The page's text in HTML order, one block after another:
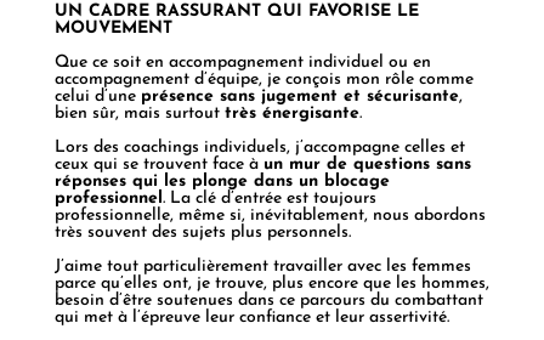
UN CADRE RASSURANT QUI FAVORISE LE
MOUVEMENT
Que ce soit en accompagnement individuel ou en
accompagnement d’équipe, je conçois mon rôle comme
celui d’une présence sans jugement et sécurisante,
bien sûr, mais surtout très énergisante.
Lors des coachings individuels, j’accompagne celles et
ceux qui se trouvent face à un mur de questions sans
réponses qui les plonge dans un blocage
professionnel . La clé d’entrée est toujours
professionnelle, même si, inévitablement, nous abordons
très souvent des sujets plus personnels.
J’aime tout particulièrement travailler avec les femmes
parce qu’elles ont, je trouve, plus encore que les hommes,
besoin d’être soutenues dans ce parcours du combattant
qui met à l’épreuve leur confiance et leur assertivité.